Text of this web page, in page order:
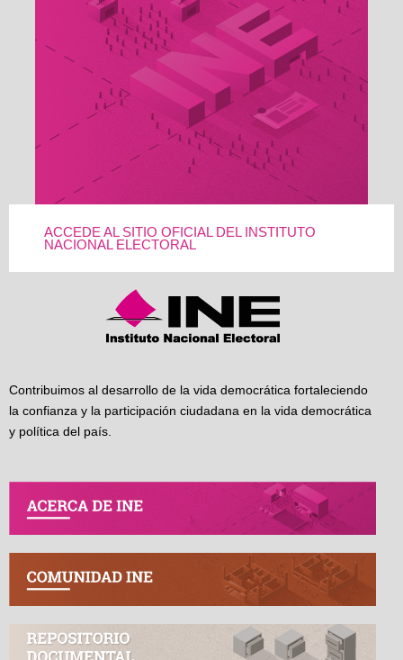
ACCEDE AL SITIO OFICIAL DEL INSTITUTO
NACIONAL ELECTORAL
Contribuimos al desarrollo de la vida democrática fortaleciendo
la confianza y la participación ciudadana en la vida democrática
y política del país.